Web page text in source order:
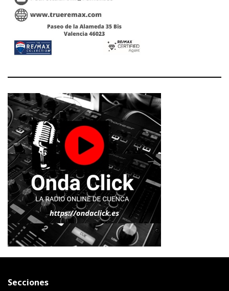
Secciones